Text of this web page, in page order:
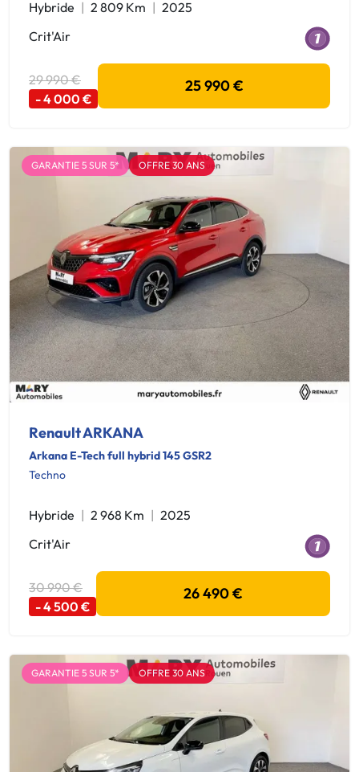
Hybride 2 809 Km
2025
Crit'Air
29 990 €
- 4 000 €
25 990 €
GARANTIE 5 SUR 5* OFFRE 30 ANS
Renault ARKANA
Arkana E-Tech full hybrid 145 GSR2
Techno
Hybride 2 968 Km
2025
Crit'Air
30 990 €
- 4 500 €
26 490 €
GARANTIE 5 SUR 5* OFFRE 30 ANS